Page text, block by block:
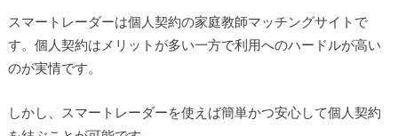
スマートレーダーは個人契約の家庭教師マッチングサイトで
す。個人契約はメリットが多い一方で利用へのハードルが高い
のが実情です。
しかし、スマートレーダーを使えば簡単かつ安心して個人契約